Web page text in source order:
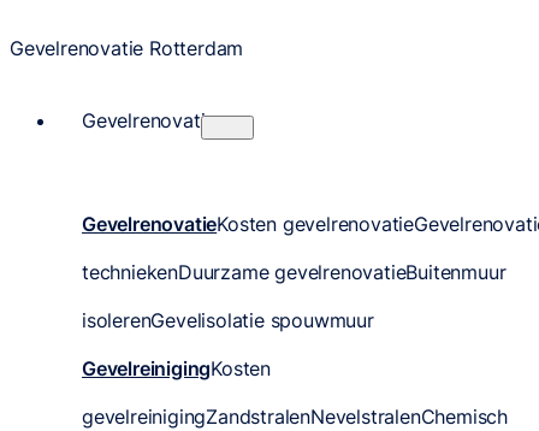
Gevelrenovatie Rotterdam
Gevelrenovatie
GevelrenovatieKosten gevelrenovatie
techniekenDuurzame gevelrenovatieBuitenmuur
isolerenGevelisolatie spouwmuur
GevelreinigingKosten
gevelreinigingZandstralenNevelstralenChemisch